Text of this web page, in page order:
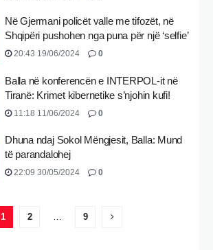
Në Gjermani policët valle me tifozët, në
Shqipëri pushohen nga puna për një ‘selfie’
20:43 19/06/2024 0
Balla në konferencën e INTERPOL-it në
Tiranë: Krimet kibernetike s’njohin kufi!
11:18 11/06/2024 0
Dhuna ndaj Sokol Mëngjesit, Balla: Mund
të parandalohej
22:09 30/05/2024 0
1 2 9